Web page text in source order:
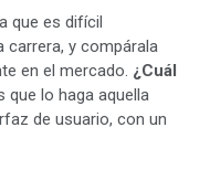
que es difícil
carrera, y compárala
en el mercado. ¿Cuál
que lo haga aquella
de usuario, con un